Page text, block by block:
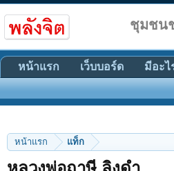
หน้าแรก แท็ก
ชุมชน
หน้าแรก เว็บบอร์ด มีอะไ